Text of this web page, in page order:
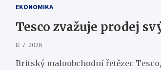
EKONOMIKA
Tesco zvažuje prodej
8. 7. 2026
Britský maloobchodní řetězec